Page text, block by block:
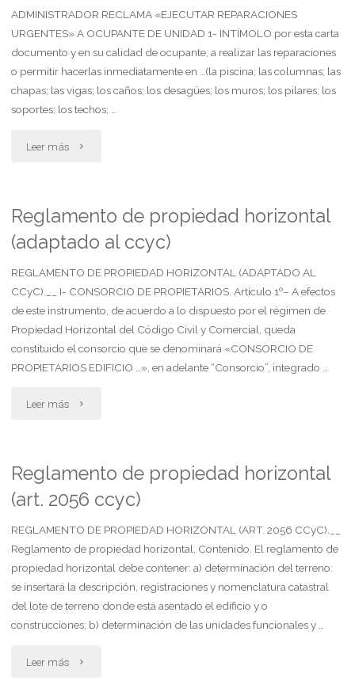
acción
declarativa
incons.
expresa
solicita
medida
cautelar"
ADMINISTRADOR RECLAMA «EJECUTAR REPARACIONES
URGENTES» A OCUPANTE DE UNIDAD 1- INTÍMOLO por esta carta
documento y en su calidad de ocupante, a realizar las reparaciones
o permitir hacerlas inmediatamente en …(la piscina; las columnas; las
chapas; las vigas; los caños; los desagües; los muros; los pilares; los
soportes; los techos; …
Leer más "Administrador
ejecutar
reparaciones
urgentes
ocupante
de
Reglamento de propiedad horizontal
(adaptado al ccyc)
REGLAMENTO DE PROPIEDAD HORIZONTAL (ADAPTADO AL
CCyC).__ I- CONSORCIO DE PROPIETARIOS. Artículo 1º– A efectos
de este instrumento, de acuerdo a lo dispuesto por el régimen de
Propiedad Horizontal del Código Civil y Comercial, queda
constituido el consorcio que se denominará «CONSORCIO DE
PROPIETARIOS EDIFICIO …», en adelante “Consorcio”, integrado …
Leer más "Reglamento
propiedad
horizontal
(adaptado
ccyc)"
Reglamento de propiedad horizontal
(art. 2056 ccyc)
REGLAMENTO DE PROPIEDAD HORIZONTAL (ART. 2056 CCyC).__
Reglamento de propiedad horizontal. Contenido. El reglamento de
propiedad horizontal debe contener: a) determinación del terreno:
se insertará la descripción, registraciones y nomenclatura catastral
del lote de terreno donde está asentado el edificio y o
construcciones; b) determinación de las unidades funcionales y …
Leer más "Reglamento